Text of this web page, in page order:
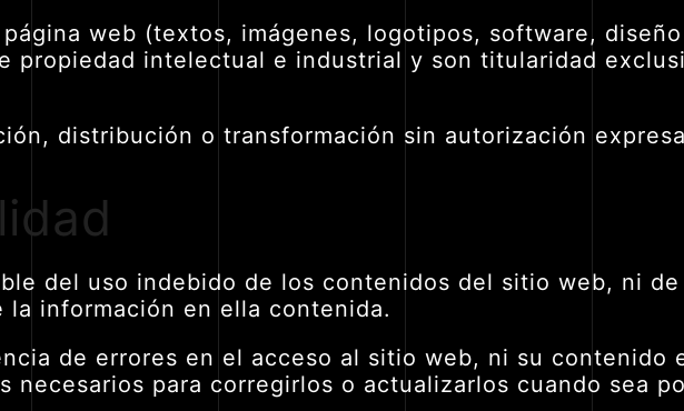
web (textos, imágenes, logotipos, software,
propiedad intelectual e industrial y son titularidad
distribución o transformación sin autorización
del uso indebido de los contenidos del sitio web, ni
la información en ella contenida.
de errores en el acceso al sitio web, ni su contenido
necesarios para corregirlos o actualizarlos cuando sea